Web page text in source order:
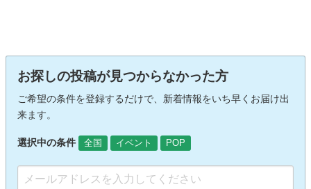
お探しの投稿が見つからなかった方
ご希望の条件を登録するだけで、新着情報をいち早くお届け出
来ます。
選択中の条件 全国 イベント POP